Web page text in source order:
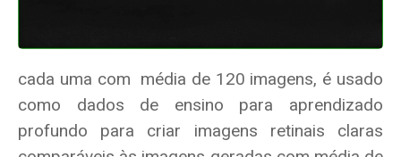
cada uma com média de 120 imagens, é usado
como dados de ensino para aprendizado
profundo para criar imagens retinais claras